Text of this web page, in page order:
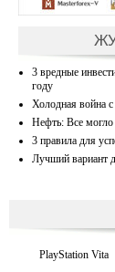
3 вредные
году
Холодная война с
Нефть: Все
3 правила для
Лучший вариант
PlayStation Vita